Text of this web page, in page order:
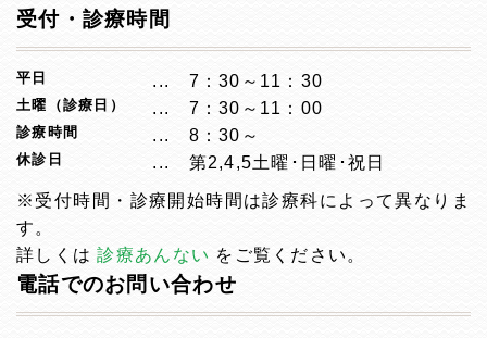
受付・診療時間
平日 7：30～11：30
土曜（診療日） 7：30～11：00
診療時間 8：30～
休診日 第2,4,5土曜･日曜･祝日
※受付時間・診療開始時間は診療科によって異なりま
す。
詳しくは診療あんない をご覧ください。
電話でのお問い合わせ